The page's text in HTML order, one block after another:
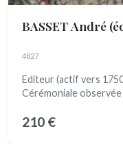
BASSET André
4827
Editeur (actif vers
Cérémoniale
210 €